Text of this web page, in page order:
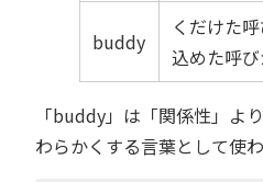
buddy
くだけた
込めた呼
「buddy」は「関係性」よ
わらかくする言葉として使